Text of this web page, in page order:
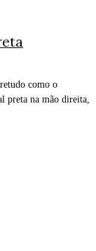
como o
preta na mão direita,